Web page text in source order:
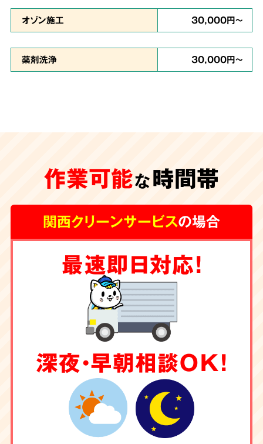
リフォームも対応
特殊清掃が遅れ、臭いや汚れが内装の下地にま
で及んでしまうと、その根源を取り除く為に内
装工事が必要な場合もございます。グループ会
社に工務店を有する弊社では清掃からリフォー
ムまで一手にお引き受けしております。
オゾン施工 30,000円～
薬剤洗浄 30,000円～
作業可能な時間帯
関西クリーンサービスの場合
最速即日対応！
深夜・早朝相談OK！